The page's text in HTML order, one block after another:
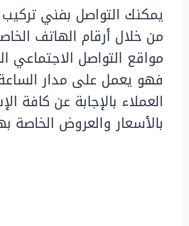
يمكنك التواصل بفني
من خلال أرقام الهاتف
مواقع التواصل الاجتماعي
فهو يعمل على مدار
العملاء بالإجابة عن كافة
بالأسعار والعروض الخاصة